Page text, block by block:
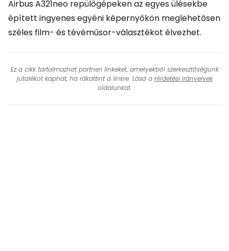
Airbus A321neo repülőgépeken az egyes ülésekbe
épített ingyenes egyéni képernyőkön meglehetősen
széles film- és tévéműsor-választékot élvezhet.
Ez a cikk tartalmazhat partneri linkeket, amelyekből szerkesztőségünk
jutalékot kaphat, ha rákattint a linkre. Lásd a Hirdetési irányelvek
oldalunkat.